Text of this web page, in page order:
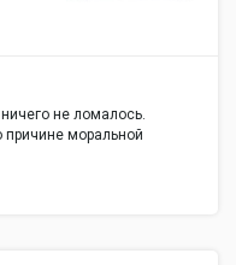
не ломалось.
причине моральной